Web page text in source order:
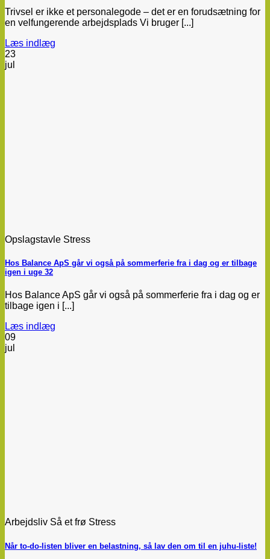
Trivsel er ikke et personalegode – det er en forudsætning for
en velfungerende arbejdsplads Vi bruger [...]
Læs indlæg
23
jul
Opslagstavle Stress
Hos Balance ApS går vi også på sommerferie fra i dag og er tilbage
igen i uge 32
Hos Balance ApS går vi også på sommerferie fra i dag og er
tilbage igen i [...]
Læs indlæg
09
jul
Arbejdsliv Så et frø Stress
Når to-do-listen bliver en belastning, så lav den om til en juhu-liste!